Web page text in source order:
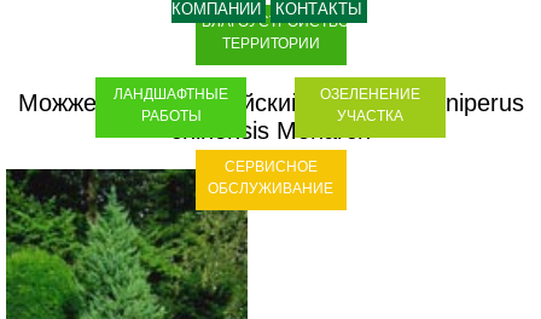
Можжевельник китайский Монарх - Juniperus
chinensis Monarch
КОМПАНИИ
КОНТАКТЫ
БЛАГОУСТРОЙСТВО
ТЕРРИТОРИИ
ЛАНДШАФТНЫЕ
РАБОТЫ
ОЗЕЛЕНЕНИЕ
УЧАСТКА
СЕРВИСНОЕ
ОБСЛУЖИВАНИЕ